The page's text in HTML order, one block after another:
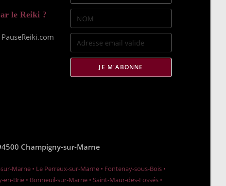
le Reiki ?
PauseReiki.com
JE M'ABONNE
Champigny-sur-Marne
Marne • Le Perreux-sur-Marne • Fontenay-sous-Bois •
Brie • Bonneuil-sur-Marne • Saint-Maur-des-Fossés •